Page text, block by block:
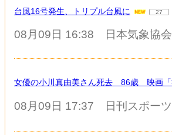
台風16号発生、トリプル台風に 27
08月09日 16:38 日本気象協会
女優の小川真由美さん死去 86歳 映画「
08月09日 17:37 日刊スポーツ